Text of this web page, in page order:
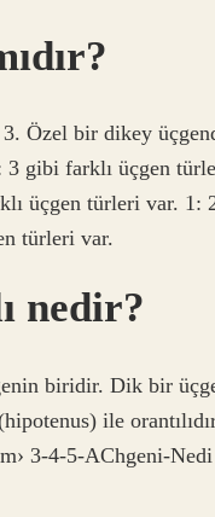
3. Özel bir dikey
3 gibi farklı üçgen
üçgen türleri var.
türleri var.
nedir?
biridir. Dik bir
ile
3-4-5-AChgeni-